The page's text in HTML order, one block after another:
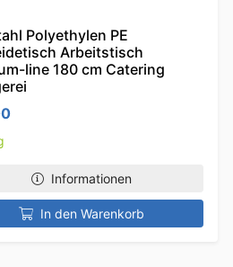
Polyethylen PE
Arbeitstisch
line 180 cm Catering
Informationen
In den Warenkorb